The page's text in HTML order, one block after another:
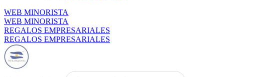
WEB MINORISTA
WEB MINORISTA
REGALOS EMPRESARIALES
REGALOS EMPRESARIALES